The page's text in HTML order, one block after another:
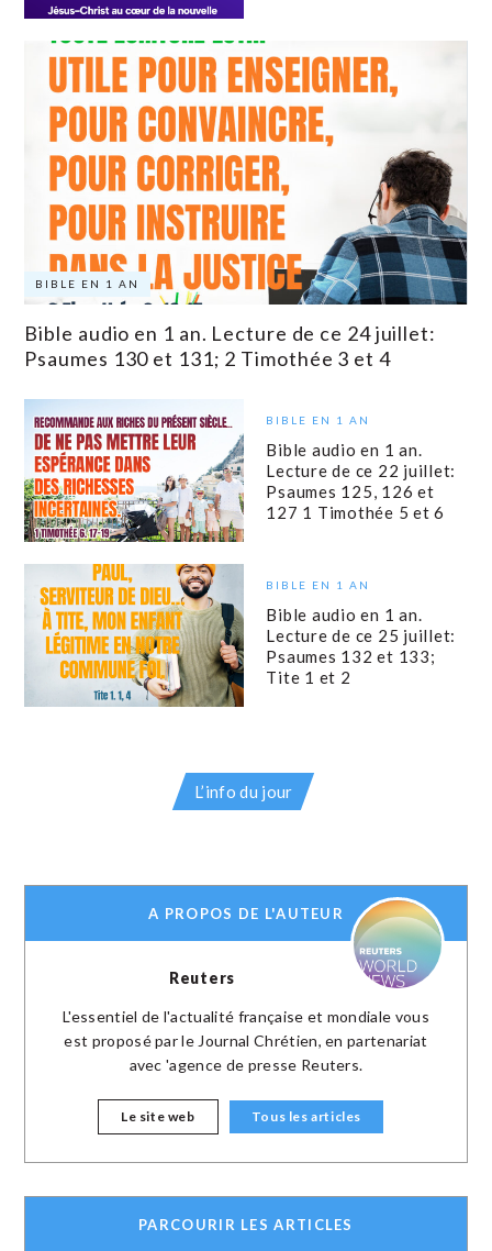
BIBLE EN 1 AN
Bible audio en 1 an. Lecture de ce 24 juillet:
Psaumes 130 et 131; 2 Timothée 3 et 4
BIBLE EN 1 AN
Bible audio en 1 an.
Lecture de ce 22 juillet:
Psaumes 125, 126 et
127 1 Timothée 5 et 6
BIBLE EN 1 AN
Bible audio en 1 an.
Lecture de ce 25 juillet:
Psaumes 132 et 133;
Tite 1 et 2
L’info du jour
A PROPOS DE L'AUTEUR
Reuters
L'essentiel de l'actualité française et mondiale vous
est proposé par le Journal Chrétien, en partenariat
avec 'agence de presse Reuters.
Le site web Tous les articles
PARCOURIR LES ARTICLES